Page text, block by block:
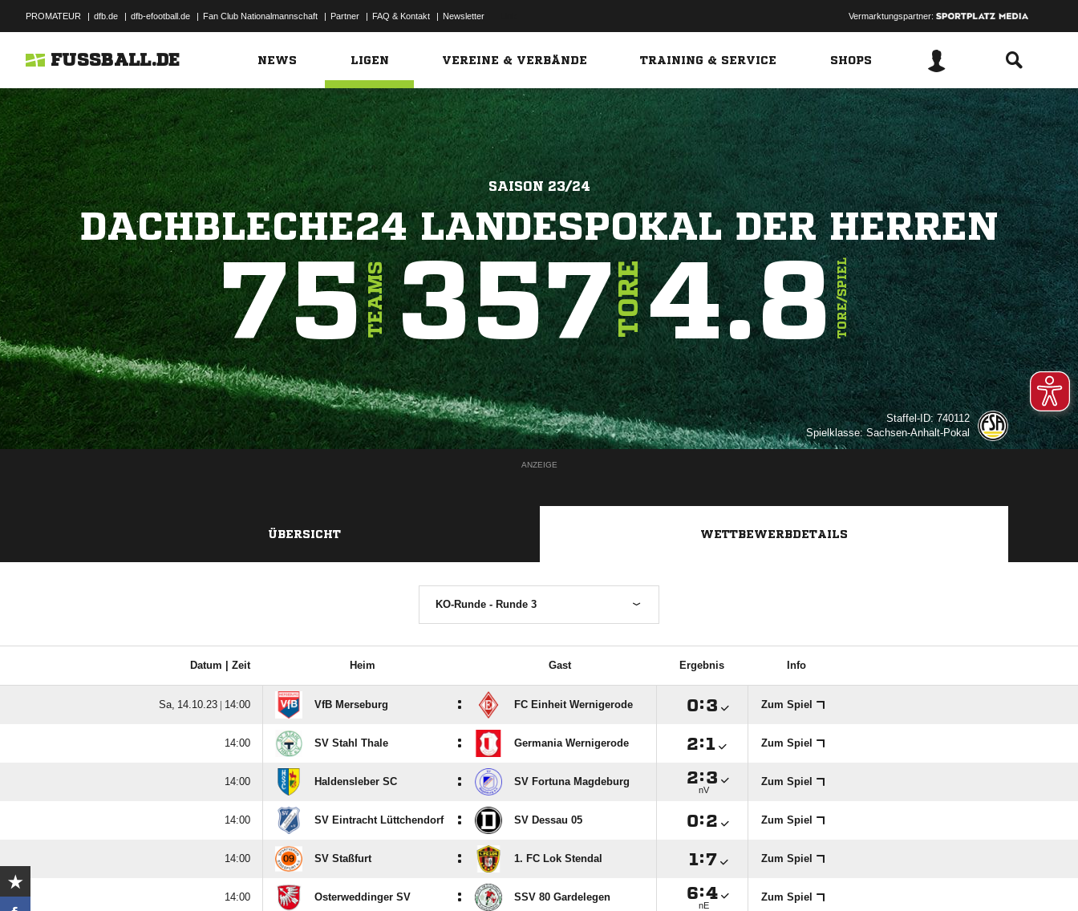
PROMATEUR | dfb.de | dfb-efootball.de | Fan Club Nationalmannschaft | Partner | FAQ & Kontakt | Newsletter Vermarktungspartner:
FUSSBALL.DE NEWS LIGEN VEREINE & VERBÄNDE TRAINING & SERVICE SHOPS
SAISON 23/24
DACHBLECHE24 LANDESPOKAL DER HERREN
75TEAMS357TORE4.8TORE/SPIEL
Staffel-ID: 740112
Spielklasse: Sachsen-Anhalt-Pokal
ANZEIGE
ÜBERSICHT WETTBEWERBDETAILS
KO-Runde - Runde 3
Datum | Zeit Heim Gast Ergebnis Info
  |  VfB Merseburg : FC Einheit Wernigerode : Zum Spiel
 SV Stahl Thale : Germania Wernigerode : Zum Spiel
 Haldensleber SC : SV Fortuna Magdeburg :
nV
Zum Spiel
 SV Eintracht Lüttchendorf : SV Dessau 05 : Zum Spiel
 SV Staßfurt : 1. FC Lok Stendal : Zum Spiel
 Osterweddinger SV : SSV 80 Gardelegen :
nE
Zum Spiel